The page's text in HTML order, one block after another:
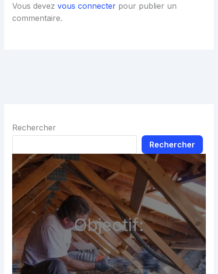
Vous devez vous connecterpour publier un
commentaire.
Rechercher
Rechercher
Objectif: